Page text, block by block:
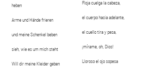
heben
Arme und Hände frieren
und meine Schenkel beben
sieh, wie es um mich steht
Will dir meine Kleider geben
Floja cuelga la cabeza,
el cuerpo hacia adelante,
el cuello tira y pesa,
¡mírame, oh, Dios!
Lloroso el ojo sopesa